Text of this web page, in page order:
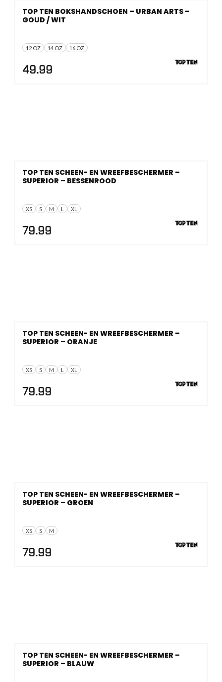
12 OZ 14 OZ 16 OZ
TOP TEN BOKSHANDSCHOEN – URBAN ARTS –
GOUD / WIT
49.99
XS S M L XL
TOP TEN SCHEEN- EN WREEFBESCHERMER –
SUPERIOR – BESSENROOD
79.99
XS S M L XL
TOP TEN SCHEEN- EN WREEFBESCHERMER –
SUPERIOR – ORANJE
79.99
XS S M
TOP TEN SCHEEN- EN WREEFBESCHERMER –
SUPERIOR – GROEN
79.99
TOP TEN SCHEEN- EN WREEFBESCHERMER –
SUPERIOR – BLAUW